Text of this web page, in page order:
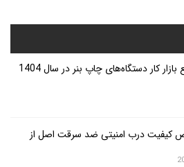
چاپ بنر در سال 1404
امنیتی ضد سرقت اصل از